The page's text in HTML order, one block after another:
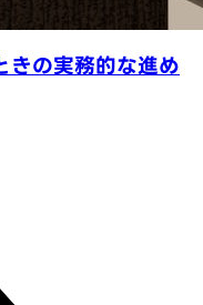
の実務的な進め